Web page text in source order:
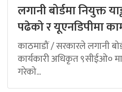
लगानी बोर्डमा नियुक्त
पढेको र यूएनडिपीमा
काठमाडौं / सरकारले लगानी
कार्यकारी अधिकृत ९सीईओ० मा
गरेको...